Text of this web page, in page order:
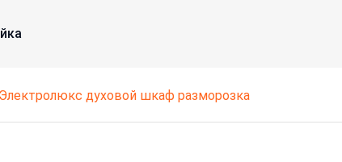
электролюкс духовой шкаф разморозка